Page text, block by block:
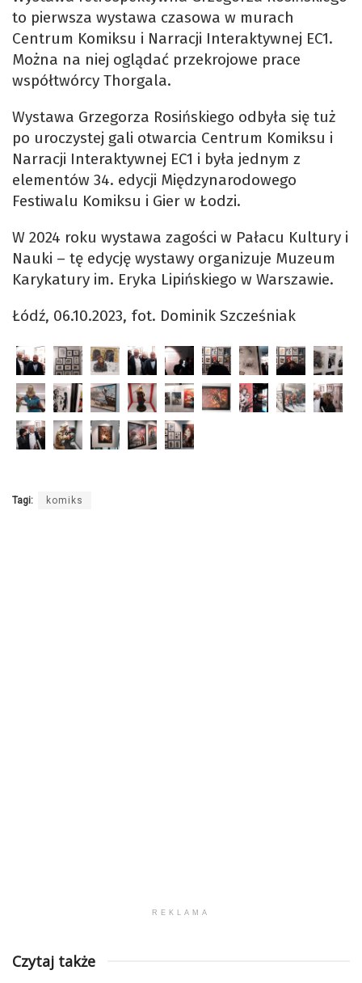
to pierwsza wystawa czasowa w murach
Centrum Komiksu i Narracji Interaktywnej EC1.
Można na niej oglądać przekrojowe prace
współtwórcy Thorgala.
Wystawa Grzegorza Rosińskiego odbyła się tuż
po uroczystej gali otwarcia Centrum Komiksu i
Narracji Interaktywnej EC1 i była jednym z
elementów 34. edycji Międzynarodowego
Festiwalu Komiksu i Gier w Łodzi.
W 2024 roku wystawa zagości w Pałacu Kultury i
Nauki – tę edycję wystawy organizuje Muzeum
Karykatury im. Eryka Lipińskiego w Warszawie.
Łódź, 06.10.2023, fot. Dominik Szcześniak
Tagi: komiks
REKLAMA
Czytaj także